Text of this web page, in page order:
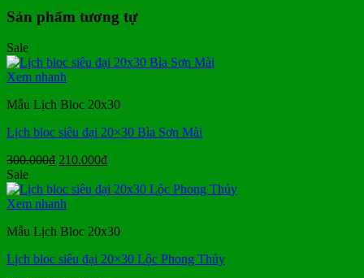
Sản phẩm tương tự
Sale
Xem nhanh
Mẫu Lịch Bloc 20x30
Lịch bloc siêu đại 20×30 Bìa Sơn Mài
300.000₫ Giá
là:
300.000₫.
210.000₫Giá
tại
Sale
Xem nhanh
Mẫu Lịch Bloc 20x30
Lịch bloc siêu đại 20×30 Lộc Phong Thủy